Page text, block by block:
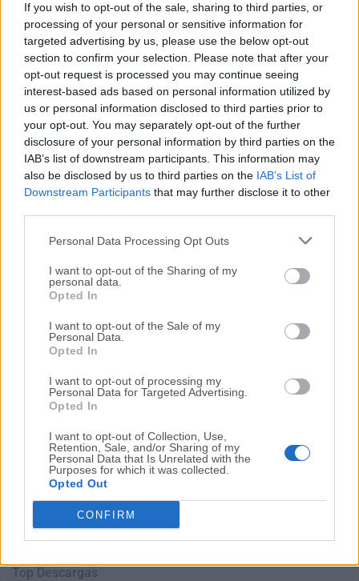
If you wish to opt-out of the sale, sharing to third parties, or
processing of your personal or sensitive information for
targeted advertising by us, please use the below opt-out
section to confirm your selection. Please note that after your
opt-out request is processed you may continue seeing
interest-based ads based on personal information utilized by
us or personal information disclosed to third parties prior to
your opt-out. You may separately opt-out of the further
disclosure of your personal information by third parties on the
IAB’s list of downstream participants. This information may
also be disclosed by us to third parties on the IAB’s List of
Downstream Participants that may further disclose it to other
Personal Data Processing Opt Outs
I want to opt-out of the Sharing of my
personal data.
Opted In
I want to opt-out of the Sale of my
Personal Data.
Opted In
I want to opt-out of processing my
Personal Data for Targeted Advertising.
Opted In
I want to opt-out of Collection, Use,
Retention, Sale, and/or Sharing of my
Personal Data that Is Unrelated with the
Purposes for which it was collected.
Opted Out
CONFIRM
reciente de ZennoPostero leer nuestra reseña,
simplemente haz clic aquí .
Todas las versiones antiguas distribuidas en nuestro
sitio web son completamente libres de virus y están
disponibles para su descarga sin costo alguno.
Nos encantaría saber de ti
Si tienes alguna pregunta o idea que desees compartir
con nosotros, dirígete a nuestrapágina de contactoy
háznoslo saber. ¡Valoramos tu opinión!
Descargar ZennoPoster 7.1.5.0
¿Por qué se publica esta aplicación en Filehorse? (
Top Descargas